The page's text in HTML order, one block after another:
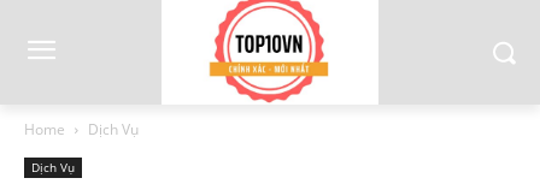
Home Dịch Vụ
Dịch Vụ